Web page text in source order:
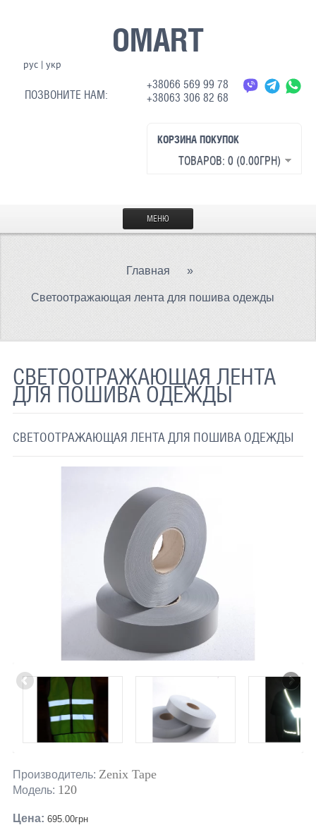
OMART
рус| укр
ПОЗВОНИТЕ НАМ:
+38066 569 99 78
+38063 306 82 68
КОРЗИНА ПОКУПОК
ТОВАРОВ: 0 (0.00ГРН)
МЕНЮ
МАТЕРИАЛЫ
СВЕТООТРАЖАЮЩАЯ ТКАНЬ
СВЕТООТРАЖАЮЩАЯ ПЛЕНКА
ПРИМЕНЕНИЕ
ДОСТАВКА
СВЯЗАТЬСЯ С НАМИ
Главная »
Светоотражающая лента для пошива одежды
СВЕТООТРАЖАЮЩАЯ ЛЕНТА
ДЛЯ ПОШИВА ОДЕЖДЫ
СВЕТООТРАЖАЮЩАЯ ЛЕНТА ДЛЯ ПОШИВА ОДЕЖДЫ
Производитель: Zenix Tape
Модель: 120
Цена: 695.00грн